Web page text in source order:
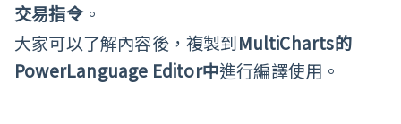
交易指令。
大家可以了解內容後，複製到MultiCharts的
PowerLanguage Editor中進行編譯使用。